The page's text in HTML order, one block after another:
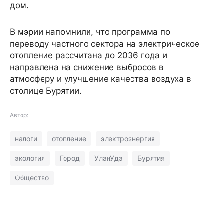
дом.
В мэрии напомнили, что программа по
переводу частного сектора на электрическое
отопление рассчитана до 2036 года и
направлена на снижение выбросов в
атмосферу и улучшение качества воздуха в
столице Бурятии.
Автор:
налоги отопление электроэнергия
экология Город УланУдэ Бурятия
Общество